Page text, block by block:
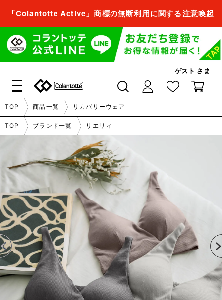
「Colantotte Active」商標の無断利用に関する注意喚起
ゲスト さま
会員登録すれば、
商品をお気に入り登録できるようになります。
会員登録／ログイン
会員登録すれば、
商品をお気に入り登録できるようになります。
閉じる
TOP 商品一覧 リカバリーウェア
TOP ブランド一覧 リエリィ